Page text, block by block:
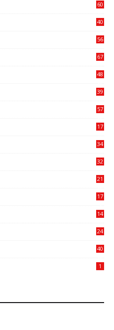
60
40
56
67
48
39
57
17
34
32
21
17
14
24
40
1